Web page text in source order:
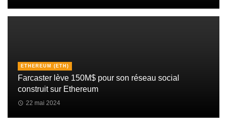
ETHEREUM (ETH)
Farcaster lève 150M$ pour son réseau social
construit sur Ethereum
22 mai 2024